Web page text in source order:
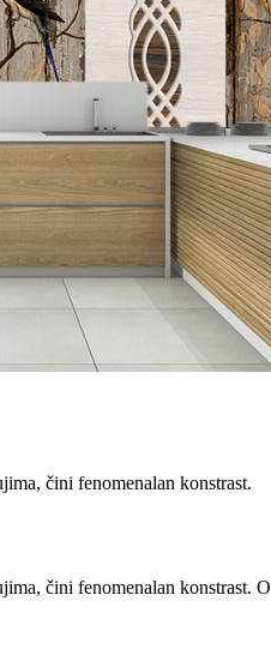
čini fenomenalan konstrast.
čini fenomenalan